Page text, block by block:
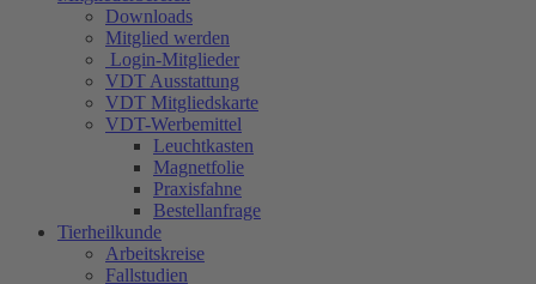
Downloads
Mitglied werden
Login-Mitglieder
VDT Ausstattung
VDT Mitgliedskarte
VDT-Werbemittel
Leuchtkasten
Magnetfolie
Praxisfahne
Bestellanfrage
Tierheilkunde
Arbeitskreise
Fallstudien